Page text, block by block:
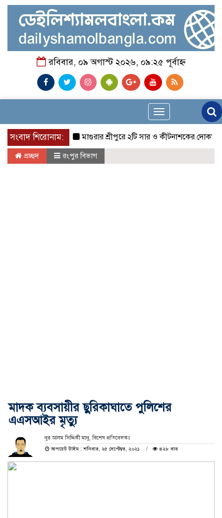
রবিবার, ০৯ অগাস্ট ২০২৬, ০৯:২৫ পূর্বাহ্ন
Toggle
navigation
সংবাদ শিরোনাম:
মাগুরার শ্রীপুরে ২টি সার ও কীটনাশকের দোকানে দুর্ধর্ষ
প্রচ্ছদ রংপুর বিভাগ
মাদক ব্যবসায়ীর ছুরিকাঘাতে পুলিশের
এএসআইর মৃত্যু
নুর আলম সিদ্দিকী মানু, বিশেষ প্রতিবেদকঃ
আপডেট টাইম : শনিবার, ২৫ সেপ্টেম্বর, ২০২১
৪২৮ বার